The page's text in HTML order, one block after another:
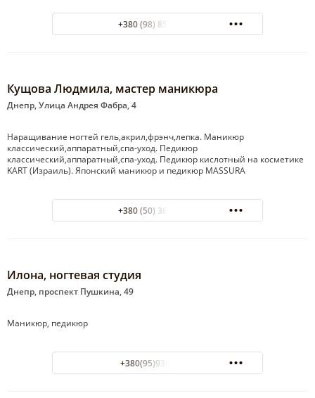
+380 (98) 854-90-92
Кущова Людмила, мастер маникюра
Днепр, Улица Андрея Фабра, 4
Наращивание ногтей гель,акрил,фрэнч,лепка. Маникюр
классический,аппаратный,спа-уход. Педикюр
классический,аппаратный,спа-уход. Педикюр кислотный на косметике
KART (Израиль). Японский маникюр и педикюр MASSURA
+380 (50) 362-17-26
Илона, ногтевая студия
Днепр, проспект Пушкина, 49
Маникюр, педикюр
+380(95)939-41-01